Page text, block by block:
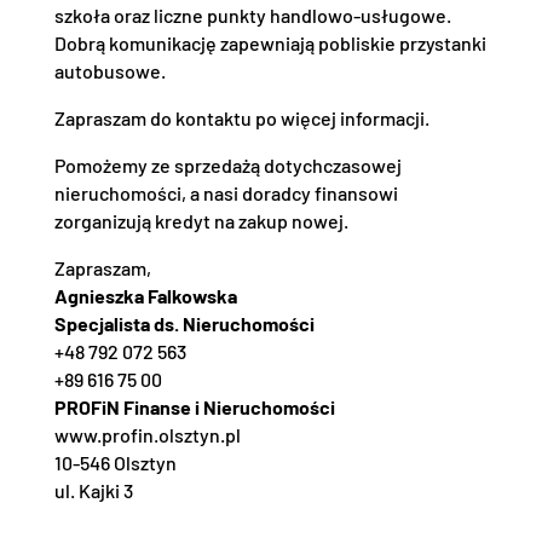
szkoła oraz liczne punkty handlowo-usługowe.
Dobrą komunikację zapewniają pobliskie przystanki
autobusowe.
Zapraszam do kontaktu po więcej informacji.
Pomożemy ze sprzedażą dotychczasowej
nieruchomości, a nasi doradcy finansowi
zorganizują kredyt na zakup nowej.
Zapraszam,
Agnieszka Falkowska
Specjalista ds. Nieruchomości
+48 792 072 563
+89 616 75 00
PROFiN Finanse i Nieruchomości
www.profin.olsztyn.pl
10-546 Olsztyn
ul. Kajki 3